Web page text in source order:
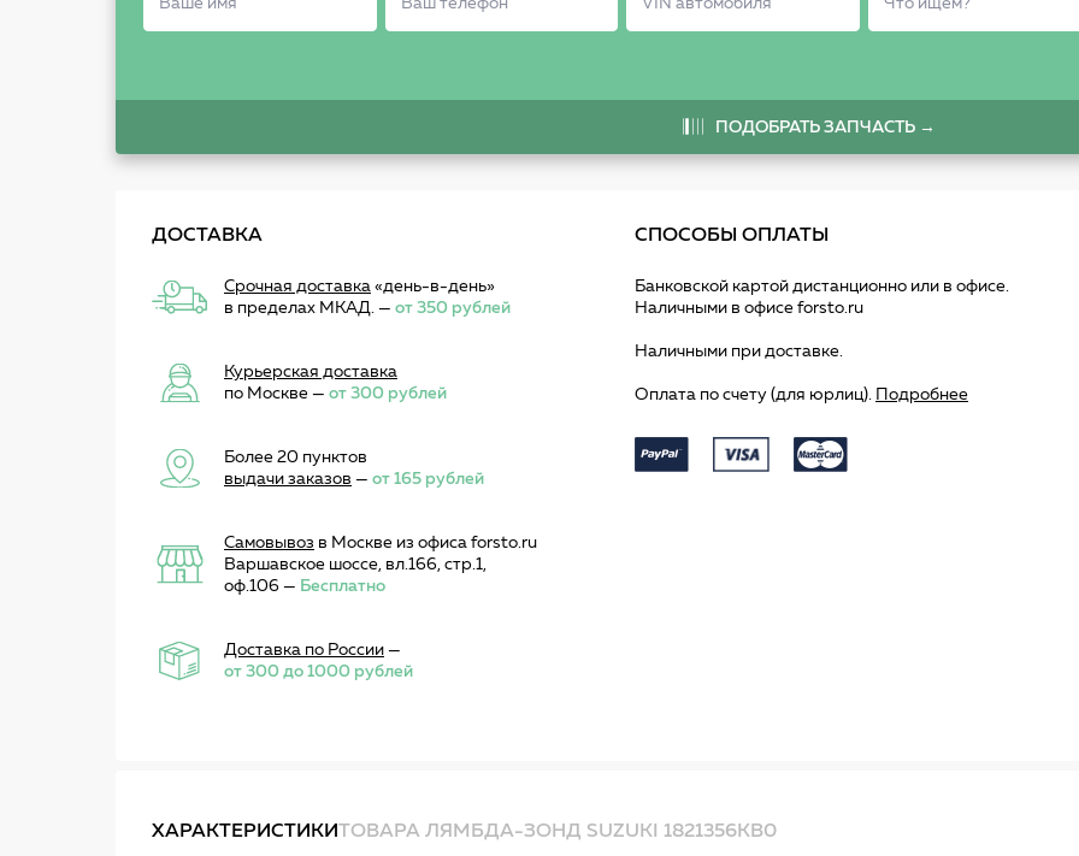
ПОДОБРАТЬ ЗАПЧАСТЬ →
ДОСТАВКА
Срочная доставка «день-в-день»
в пределах МКАД. — от 350 рублей
Курьерская доставка
по Москве — от 300 рублей
Более 20 пунктов
выдачи заказов — от 165 рублей
Самовывоз в Москве из офиса forsto.ru
Варшавское шоссе, вл.166, стр.1,
оф.106 — Бесплатно
Доставка по России —
от 300 до 1000 рублей
СПОСОБЫ ОПЛАТЫ
Банковской картой дистанционно или в офисе.
Наличными в офисе forsto.ru
Наличными при доставке.
Оплата по счету (для юрлиц). Подробнее
ХАРАКТЕРИСТИКИТОВАРА ЛЯМБДА-ЗОНД SUZUKI 1821356KB0